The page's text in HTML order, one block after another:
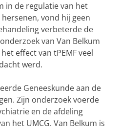
in de regulatie van het
vond hij geen
verbeterde de
van Van Belkum
effect van tPEMF veel
werd.
Geneeskunde aan de
Zijn onderzoek voerde
en de afdeling
het UMCG. Van Belkum is